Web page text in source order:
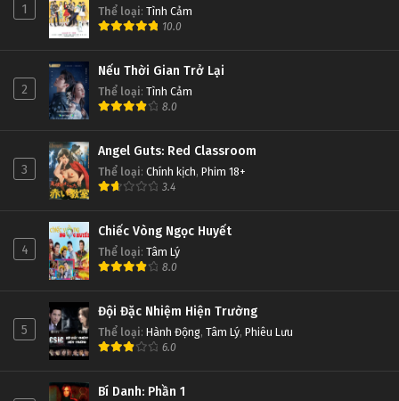
1 Thể loại: Tình Cảm
10.0
2
Nếu Thời Gian Trở Lại
Thể loại: Tình Cảm
8.0
3
Angel Guts: Red Classroom
Thể loại: Chính kịch, Phim 18+
3.4
4
Chiếc Vòng Ngọc Huyết
Thể loại: Tâm Lý
8.0
5
Đội Đặc Nhiệm Hiện Trường
Thể loại: Hành Động, Tâm Lý, Phiêu Lưu
6.0
Bí Danh: Phần 1